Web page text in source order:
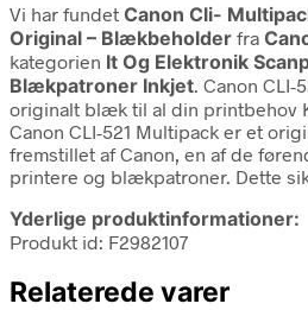
Vi har fundet Canon Cli-
Original – Blækbeholder fra
kategorien It Og Elektronik
Blækpatroner Inkjet. Canon CLI-
originalt blæk til al din printbehov
Canon CLI-521 Multipack er et
fremstillet af Canon, en af de
printere og blækpatroner. Dette
Yderlige produktinformationer:
Produkt id: F2982107
Relaterede varer